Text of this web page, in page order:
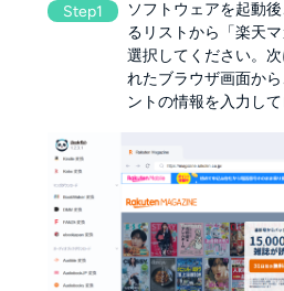
Step1
ソフトウェアを起動
るリストから「楽天
選択してください。
れたブラウザ画面か
ントの情報を入力して